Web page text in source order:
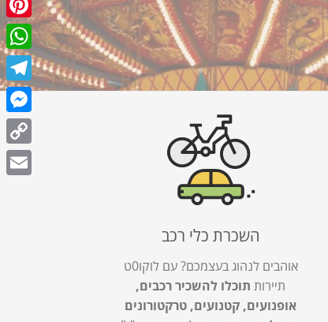
השכרת כלי רכב
אוהבים לנהוג בעצמכם? עם לוקו0ט
תיירות תוכלו להשכיר רכבים,
אופנועים, קטנועים, טרקטורונים
Copy